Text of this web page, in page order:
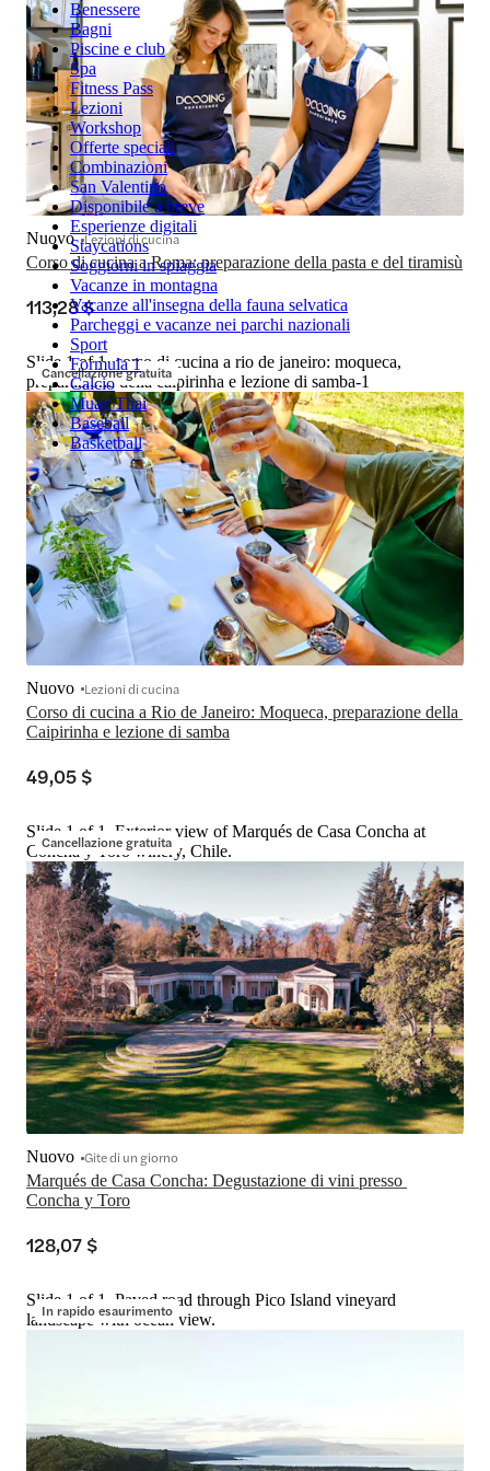
Benessere
Bagni
Piscine e club
Spa
Fitness Pass
Lezioni
Workshop
Offerte speciali
Combinazioni
San Valentino
Disponibile a breve
Esperienze digitali
Staycations
Soggiorni in spiaggia
Vacanze in montagna
Vacanze all'insegna della fauna selvatica
Parcheggi e vacanze nei parchi nazionali
Sport
Formula 1
Calcio
Muay Thai
Baseball
Basketball
Corso di cucina a Roma: preparazione della pasta e del tiramisù
Nuovo Lezioni di cucina
113,28 $
Cancellazione gratuita
Slide 1 of 1, corso di cucina a rio de janeiro: moqueca,
preparazione della caipirinha e lezione di samba-1
Corso di cucina a Rio de Janeiro: Moqueca, preparazione della
Caipirinha e lezione di samba
Nuovo Lezioni di cucina
49,05 $
Cancellazione gratuita
Slide 1 of 1, Exterior view of Marqués de Casa Concha at
Concha y Toro winery, Chile.
Marqués de Casa Concha: Degustazione di vini presso
Concha y Toro
Nuovo Gite di un giorno
128,07 $
In rapido esaurimento
Slide 1 of 1, Paved road through Pico Island vineyard
landscape with ocean view.